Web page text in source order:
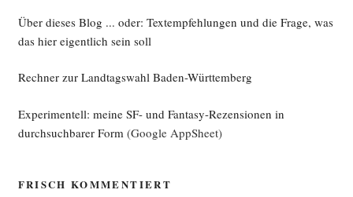
Über dieses Blog ... oder: Textempfehlungen und die Frage, was
das hier eigentlich sein soll
Rechner zur Landtagswahl Baden-Württemberg
Experimentell: meine SF- und Fantasy-Rezensionen in
durchsuchbarer Form (Google AppSheet)
FRISCH KOMMENTIERT